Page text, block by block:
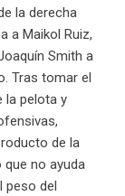
la derecha
a Maikol Ruiz,
Smith a
Tras tomar el
la pelota y
de la
no ayuda
peso del